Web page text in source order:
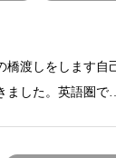
橋渡しをします自
ました。英語圏で